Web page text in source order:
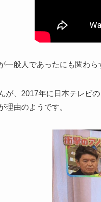
一般人であったにも関わ
が、2017年に日本テレビ
理由のようです。